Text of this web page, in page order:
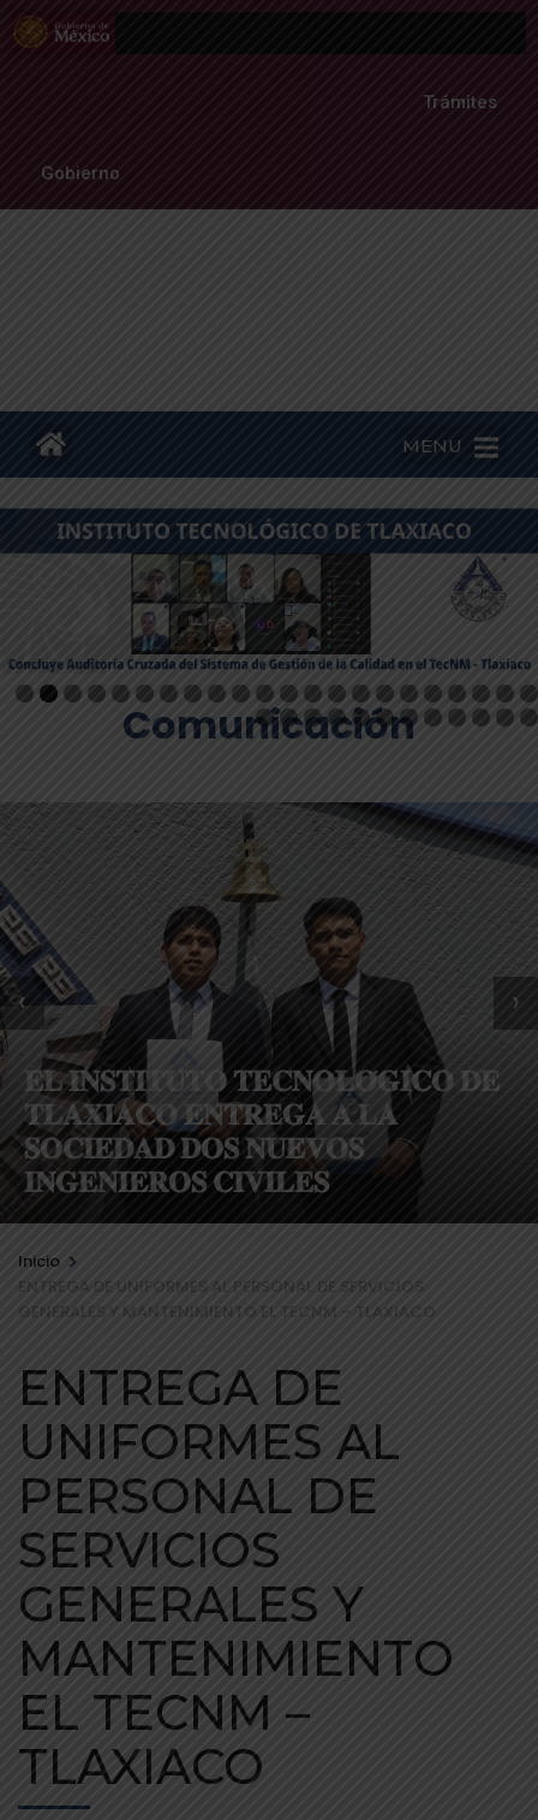
Trámites
Gobierno
MENU
Comunicación
𝐄𝐋 𝐈𝐍𝐒𝐓𝐈𝐓𝐔𝐓𝐎 𝐓𝐄𝐂𝐍𝐎𝐋𝐎́𝐆𝐈𝐂𝐎 𝐃𝐄
𝐓𝐋𝐀𝐗𝐈𝐀𝐂𝐎 𝐄𝐍𝐓𝐑𝐄𝐆𝐀 𝐀 𝐋𝐀
𝐒𝐎𝐂𝐈𝐄𝐃𝐀𝐃 𝐃𝐎𝐒 𝐍𝐔𝐄𝐕𝐎𝐒
𝐈𝐍𝐆𝐄𝐍𝐈𝐄𝐑𝐎𝐒 𝐂𝐈𝐕𝐈𝐋𝐄𝐒
‹ ›
Inicio >
ENTREGA DE UNIFORMES AL PERSONAL DE SERVICIOS
GENERALES Y MANTENIMIENTO EL TECNM – TLAXIACO
ENTREGA DE
UNIFORMES AL
PERSONAL DE
SERVICIOS
GENERALES Y
MANTENIMIENTO
EL TECNM –
TLAXIACO